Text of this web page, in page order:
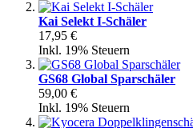
Kai Selekt I-Schäler
17,95 €
Inkl. 19% Steuern
GS68 Global Sparschäler
59,00 €
Inkl. 19% Steuern